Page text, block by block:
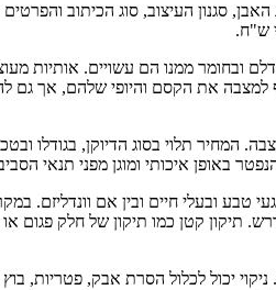
סגנון העיצוב, סוג הכיתוב
למצבה את הקסם והיופי שלהם, אך
המחיר תלוי בסוג הדיוקן, בגודלו
באופן איכותי ומוגן מפני תנאי
טבע ובעלי חיים ובין אם וונדליזם.
תיקון קטן כמו תיקון של חלק
יכול לכלול הסרת אבק, פטריות,